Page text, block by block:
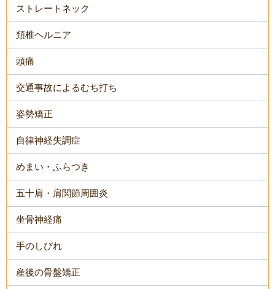
ストレートネック
頚椎ヘルニア
頭痛
交通事故によるむち打ち
姿勢矯正
自律神経失調症
めまい・ふらつき
五十肩・肩関節周囲炎
坐骨神経痛
手のしびれ
産後の骨盤矯正